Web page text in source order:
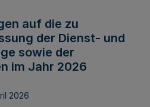
auf die zu
der Dienst- und
sowie der
im Jahr 2026
2026